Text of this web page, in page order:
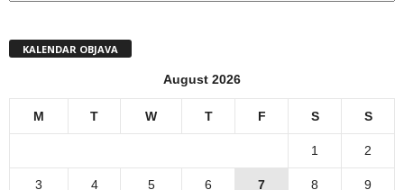
KALENDAR OBJAVA
August 2026
M T W T F S S
1 2
3 4 5 6 7 8 9